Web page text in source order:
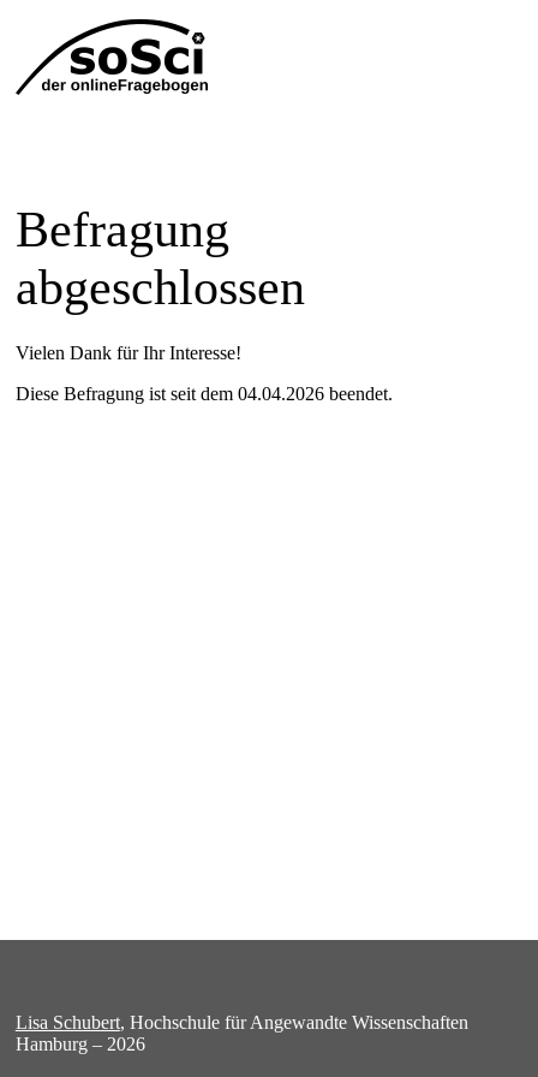
Befragung
abgeschlossen
Vielen Dank für Ihr Interesse!
Diese Befragung ist seit dem 04.04.2026 beendet.
Lisa Schubert, Hochschule für Angewandte Wissenschaften
Hamburg – 2026